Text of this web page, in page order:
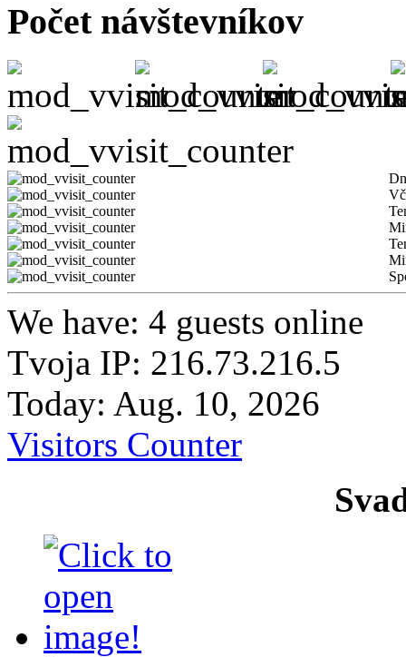
Počet návštevníkov
We have: 4 guests online
Tvoja IP: 216.73.216.5
Today: Aug. 10, 2026
Visitors Counter